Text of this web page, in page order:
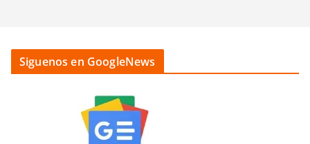
Siguenos en GoogleNews